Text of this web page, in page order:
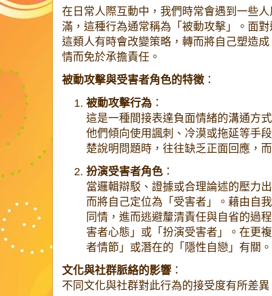
在日常人際互動中，我們時常會遇到一些
滿，這種行為通常稱為「被動攻擊」。面
這類人有時會改變策略，轉而將自己塑造
情而免於承擔責任。
被動攻擊與受害者角色的特徵 ：
被動攻擊行為 ：
這是一種間接表達負面情緒的溝通方
他們傾向使用諷刺、冷漠或拖延等手
楚說明問題時，往往缺乏正面回應，
扮演受害者角色 ：
當邏輯辯駁、證據或合理論述的壓力
而將自己定位為「受害者」。藉由自
同情，進而逃避釐清責任與自省的過
害者心態」或「扮演受害者」。在更
者情節」或潛在的「隱性自戀」有關。
文化與社群脈絡的影響 ：
不同文化與社群對此行為的接受度有所差異